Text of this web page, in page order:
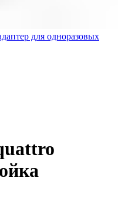
для одноразовых